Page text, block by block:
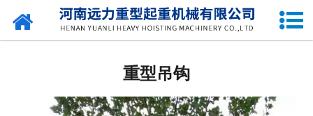
网站首页
重型吊钩